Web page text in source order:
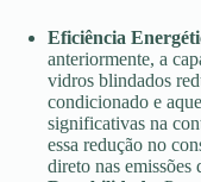
Eficiência
anteriormente, a
vidros blindados
condicionado e
significativas na
essa redução no
direto nas emissões